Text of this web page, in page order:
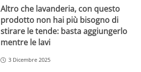
Altro che lavanderia, con questo
prodotto non hai più bisogno di
stirare le tende: basta aggiungerlo
mentre le lavi
3 Dicembre 2025